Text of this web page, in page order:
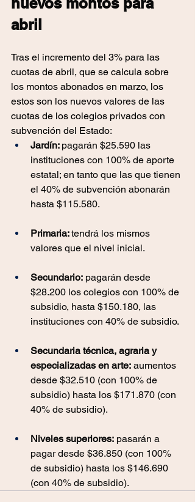
abril
Tras el incremento del 3% para las
cuotas de abril, que se calcula sobre
los montos abonados en marzo, los
estos son los nuevos valores de las
cuotas de los colegios privados con
subvención del Estado:
Jardín: pagarán $25.590 las
instituciones con 100% de aporte
estatal; en tanto que las que tienen
el 40% de subvención abonarán
hasta $115.580.
Primaria: tendrá los mismos
valores que el nivel inicial.
Secundario: pagarán desde
$28.200 los colegios con 100% de
subsidio, hasta $150.180, las
instituciones con 40% de subsidio.
Secundaria técnica, agraria y
especializadas en arte: aumentos
desde $32.510 (con 100% de
subsidio) hasta los $171.870 (con
40% de subsidio).
Niveles superiores: pasarán a
pagar desde $36.850 (con 100%
de subsidio) hasta los $146.690
(con 40% de subsidio).